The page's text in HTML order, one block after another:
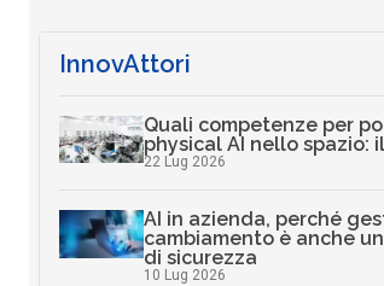
InnovAttori
Quali competenze per
physical AI nello spazio:
22 Lug 2026
AI in azienda, perché
cambiamento è anche
di sicurezza
10 Lug 2026